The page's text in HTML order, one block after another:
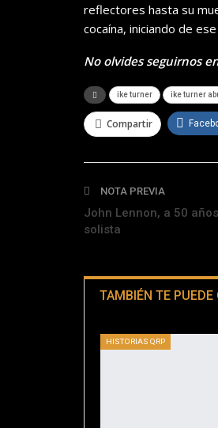
reflectores hasta su
cocaína, iniciando de
No olvides seguirnos
ike turner ike turner
Compartir
NOTA PREVIA
John Lennon, a 50
solista
TAMBIÉN TE PUEDE
HISTORIAS QRP